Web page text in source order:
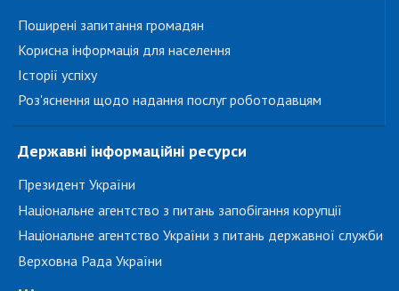
Поширені запитання громадян
Корисна інформація для населення
Історії успіху
Роз'яснення щодо надання послуг роботодавцям
Державні інформаційні ресурси
Президент України
Національне агентство з питань запобігання корупції
Національне агентство України з питань державної служби
Верховна Рада України
...